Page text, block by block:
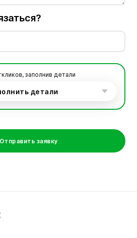
заполнив детали
детали
Отправить заявку